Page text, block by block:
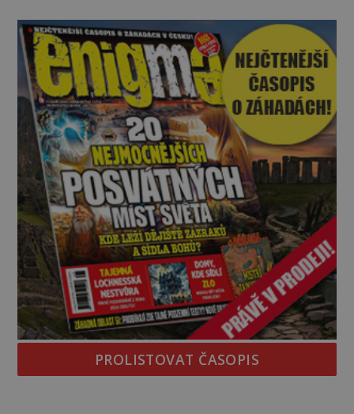
možnostech již desítky let vzrušeně diskutují
vědci, ufologo
PROLISTOVAT ČASOPIS